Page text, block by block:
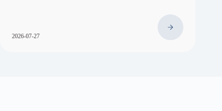
2026-07-27